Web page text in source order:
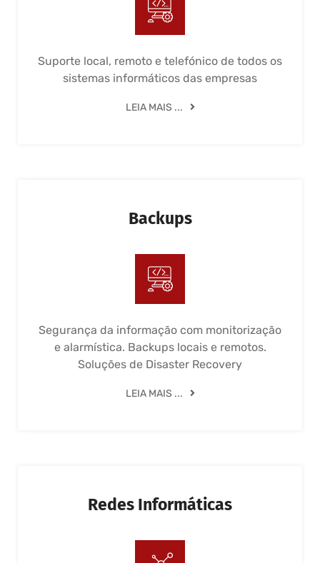
Suporte local, remoto e telefónico de todos os
sistemas informáticos das empresas
LEIA MAIS ...
Backups
Segurança da informação com monitorização
e alarmística. Backups locais e remotos.
Soluções de Disaster Recovery
LEIA MAIS ...
Redes Informáticas